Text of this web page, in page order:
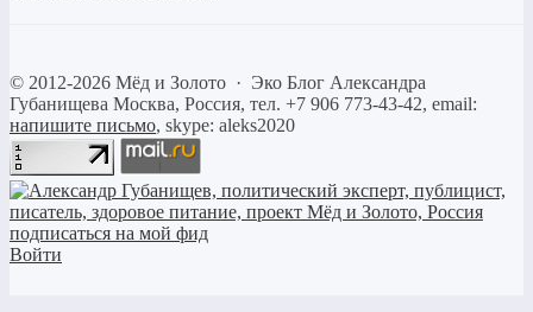
© 2012-2026 Мёд и Золото · Эко Блог Александра
Губанищева Москва, Россия, тел. +7 906 773-43-42, email:
напишите письмо, skype: aleks2020
Войти